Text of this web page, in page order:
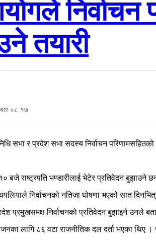
तयारी
०८:१७
सभा र प्रदेश सभा सदस्य निर्वाचन
बजे राष्ट्रपति भण्डारीलाई भेटेर प्रतिवेदन बुझाउने
निर्वाचनको नतिजा घोषणा भएको सात
प्रमुखसमक्ष निर्वाचनको प्रतिवेदन बुझाइने उनले
लागि ८६ वटा राजनीतिक दल दर्ता भएका थिए